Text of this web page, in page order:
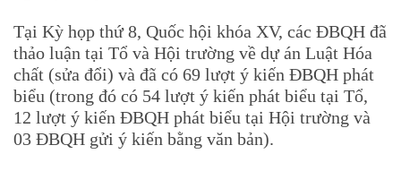
Tại Kỳ họp thứ 8, Quốc hội khóa XV, các ĐBQH đã
thảo luận tại Tổ và Hội trường về dự án Luật Hóa
chất (sửa đổi) và đã có 69 lượt ý kiến ĐBQH phát
biểu (trong đó có 54 lượt ý kiến phát biểu tại Tổ,
12 lượt ý kiến ĐBQH phát biểu tại Hội trường và
03 ĐBQH gửi ý kiến bằng văn bản).